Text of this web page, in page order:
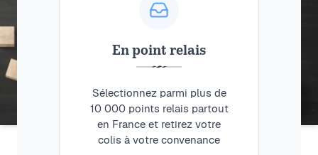
En point relais
Sélectionnez parmi plus de
10 000 points relais partout
en France et retirez votre
colis à votre convenance